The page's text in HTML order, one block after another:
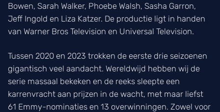
Bowen, Sarah Walker, Phoebe Walsh, Sasha Garron,
Jeff Ingold en Liza Katzer. De productie ligt in handen
van Warner Bros Television en Universal Television.
Tussen 2020 en 2023 trokken de eerste drie seizoenen
gigantisch veel aandacht. Wereldwijd hebben wij de
serie massaal bekeken en de reeks sleepte een
karrenvracht aan prijzen in de wacht, met maar liefst
61 Emmy-nominaties en 13 overwinningen. Zowel voor